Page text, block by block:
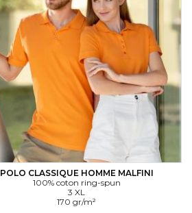
POLO CLASSIQUE HOMME MALFINI
100% coton ring-spun
3 XL
170 gr/m²